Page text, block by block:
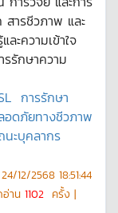
สารชีวภาพ และ
ะความเข้าใจ
รักษาความ
การรักษา
อดภัยทางชีวภาพ
ะบุคลากร
24/12/2568 18:51:44
าน 1102 ครั้ง |